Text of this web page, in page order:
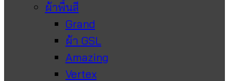
ผ้าพื้นสี
Grand
ผ้า GSL
Amazing
Vertex